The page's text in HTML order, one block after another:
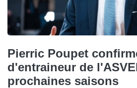
Pierric Poupet
d'entraineur de
prochaines saisons